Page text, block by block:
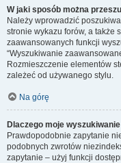
W jaki sposób można
Należy wprowadzić
stronie wykazu forów, a także
zaawansowanych funkcji
“Wyszukiwanie
Rozmieszczenie elementów
zależeć od używanego stylu.
Na górę
Dlaczego moje
Prawdopodobnie zapytanie
podobnych zwrotów
zapytanie – użyj funkcji